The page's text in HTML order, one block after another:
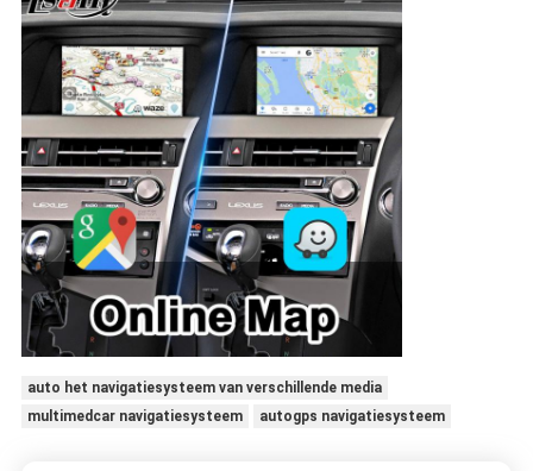
auto het navigatiesysteem van verschillende media
multimedcar navigatiesysteem
autogps navigatiesysteem